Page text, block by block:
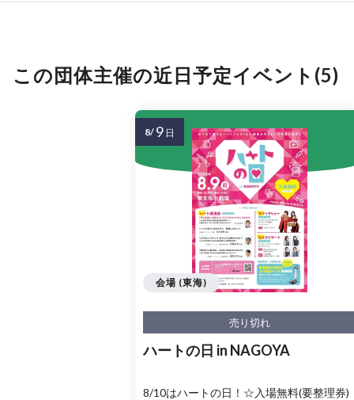
この団体主催の近日予定イベント(5)
売り切れ
ハートの日 in NAGOYA
8/10はハートの日！☆入場無料(要整理券)
会場 (東海)
8/ 9 日